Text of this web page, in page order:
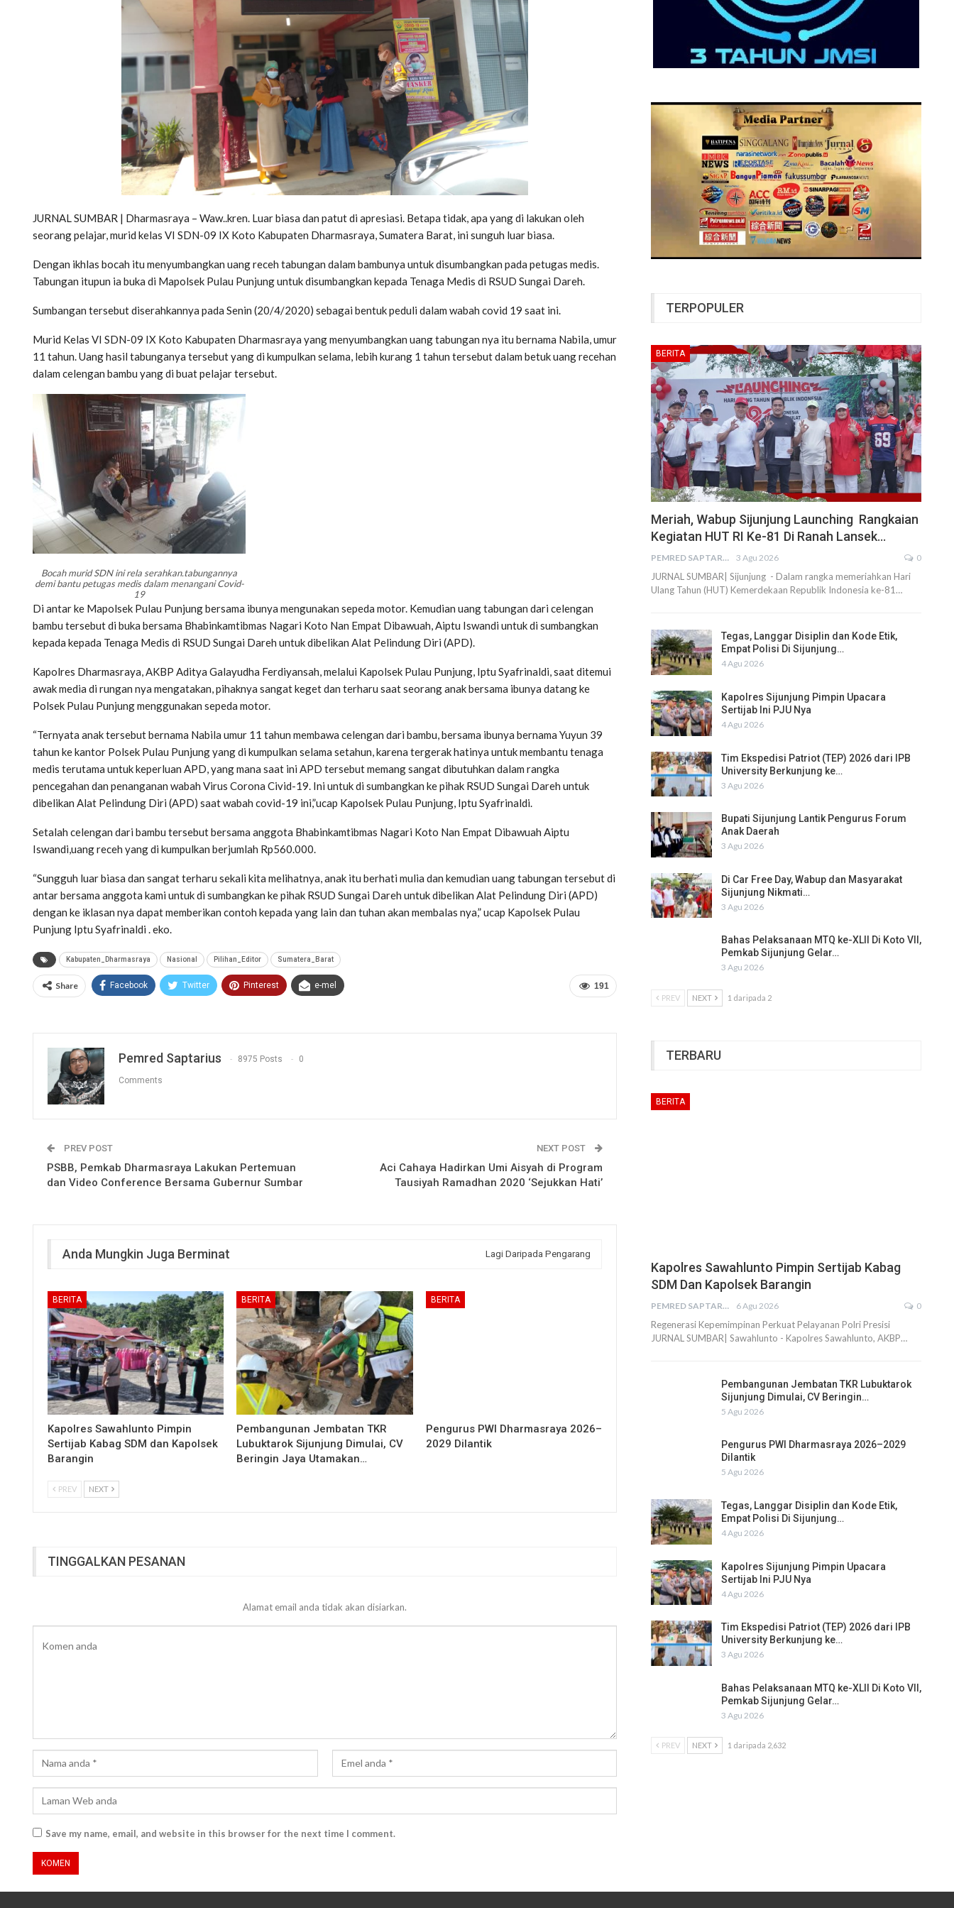
JURNAL SUMBAR | Dharmasraya – Waw..kren. Luar biasa dan patut di apresiasi. Betapa tidak, apa yang di lakukan oleh
seorang pelajar, murid kelas VI SDN-09 IX Koto Kabupaten Dharmasraya, Sumatera Barat, ini sunguh luar biasa.
Dengan ikhlas bocah itu menyumbangkan uang receh tabungan dalam bambunya untuk disumbangkan pada petugas medis.
Tabungan itupun ia buka di Mapolsek Pulau Punjung untuk disumbangkan kepada Tenaga Medis di RSUD Sungai Dareh.
Sumbangan tersebut diserahkannya pada Senin (20/4/2020) sebagai bentuk peduli dalam wabah covid 19 saat ini.
Murid Kelas VI SDN-09 IX Koto Kabupaten Dharmasraya yang menyumbangkan uang tabungan nya itu bernama Nabila, umur
11 tahun. Uang hasil tabunganya tersebut yang di kumpulkan selama, lebih kurang 1 tahun tersebut dalam betuk uang recehan
dalam celengan bambu yang di buat pelajar tersebut.
Bocah murid SDN ini rela serahkan.tabungannya
demi bantu petugas medis dalam menangani Covid-
19
Di antar ke Mapolsek Pulau Punjung bersama ibunya mengunakan sepeda motor. Kemudian uang tabungan dari celengan
bambu tersebut di buka bersama Bhabinkamtibmas Nagari Koto Nan Empat Dibawuah, Aiptu Iswandi untuk di sumbangkan
kepada kepada Tenaga Medis di RSUD Sungai Dareh untuk dibelikan Alat Pelindung Diri (APD).
Kapolres Dharmasraya, AKBP Aditya Galayudha Ferdiyansah, melalui Kapolsek Pulau Punjung, Iptu Syafrinaldi, saat ditemui
awak media di rungan nya mengatakan, pihaknya sangat keget dan terharu saat seorang anak bersama ibunya datang ke
Polsek Pulau Punjung menggunakan sepeda motor.
“Ternyata anak tersebut bernama Nabila umur 11 tahun membawa celengan dari bambu, bersama ibunya bernama Yuyun 39
tahun ke kantor Polsek Pulau Punjung yang di kumpulkan selama setahun, karena tergerak hatinya untuk membantu tenaga
medis terutama untuk keperluan APD, yang mana saat ini APD tersebut memang sangat dibutuhkan dalam rangka
pencegahan dan penanganan wabah Virus Corona Civid-19. Ini untuk di sumbangkan ke pihak RSUD Sungai Dareh untuk
dibelikan Alat Pelindung Diri (APD) saat wabah covid-19 ini,”ucap Kapolsek Pulau Punjung, Iptu Syafrinaldi.
Setalah celengan dari bambu tersebut bersama anggota Bhabinkamtibmas Nagari Koto Nan Empat Dibawuah Aiptu
Iswandi,uang receh yang di kumpulkan berjumlah Rp560.000.
“Sungguh luar biasa dan sangat terharu sekali kita melihatnya, anak itu berhati mulia dan kemudian uang tabungan tersebut di
antar bersama anggota kami untuk di sumbangkan ke pihak RSUD Sungai Dareh untuk dibelikan Alat Pelindung Diri (APD)
dengan ke iklasan nya dapat memberikan contoh kepada yang lain dan tuhan akan membalas nya,” ucap Kapolsek Pulau
Punjung Iptu Syafrinaldi . eko.
Kabupaten_Dharmasraya Nasional Pilihan_Editor Sumatera_Barat
191
Share Facebook Twitter Pinterest e-mel
Pemred Saptarius 8975 Posts 0
Comments
PREV POST
PSBB, Pemkab Dharmasraya Lakukan Pertemuan
dan Video Conference Bersama Gubernur Sumbar
NEXT POST
Aci Cahaya Hadirkan Umi Aisyah di Program
Tausiyah Ramadhan 2020 ‘Sejukkan Hati’
Anda Mungkin Juga Berminat Lagi Daripada Pengarang
BERITA
Kapolres Sawahlunto Pimpin
Sertijab Kabag SDM dan Kapolsek
Barangin
BERITA
Pembangunan Jembatan TKR
Lubuktarok Sijunjung Dimulai, CV
Beringin Jaya Utamakan…
BERITA
Pengurus PWI Dharmasraya 2026–
2029 Dilantik
PREV NEXT
TINGGALKAN PESANAN
Alamat email anda tidak akan disiarkan.
Save my name, email, and website in this browser for the next time I comment.
TERPOPULER
BERITA
Meriah, Wabup Sijunjung Launching Rangkaian
Kegiatan HUT RI Ke-81 Di Ranah Lansek…
PEMRED SAPTARIUS 3 Agu 2026 0
JURNAL SUMBAR| Sijunjung - Dalam rangka memeriahkan Hari
Ulang Tahun (HUT) Kemerdekaan Republik Indonesia ke-81…
Tegas, Langgar Disiplin dan Kode Etik,
Empat Polisi Di Sijunjung…
4 Agu 2026
Kapolres Sijunjung Pimpin Upacara
Sertijab Ini PJU Nya
4 Agu 2026
Tim Ekspedisi Patriot (TEP) 2026 dari IPB
University Berkunjung ke…
3 Agu 2026
Bupati Sijunjung Lantik Pengurus Forum
Anak Daerah
3 Agu 2026
Di Car Free Day, Wabup dan Masyarakat
Sijunjung Nikmati…
3 Agu 2026
Bahas Pelaksanaan MTQ ke-XLII Di Koto VII,
Pemkab Sijunjung Gelar…
3 Agu 2026
PREV NEXT 1 daripada 2
TERBARU
BERITA
Kapolres Sawahlunto Pimpin Sertijab Kabag
SDM Dan Kapolsek Barangin
PEMRED SAPTARIUS 6 Agu 2026 0
Regenerasi Kepemimpinan Perkuat Pelayanan Polri Presisi
JURNAL SUMBAR| Sawahlunto - Kapolres Sawahlunto, AKBP…
Pembangunan Jembatan TKR Lubuktarok
Sijunjung Dimulai, CV Beringin…
5 Agu 2026
Pengurus PWI Dharmasraya 2026–2029
Dilantik
5 Agu 2026
Tegas, Langgar Disiplin dan Kode Etik,
Empat Polisi Di Sijunjung…
4 Agu 2026
Kapolres Sijunjung Pimpin Upacara
Sertijab Ini PJU Nya
4 Agu 2026
Tim Ekspedisi Patriot (TEP) 2026 dari IPB
University Berkunjung ke…
3 Agu 2026
Bahas Pelaksanaan MTQ ke-XLII Di Koto VII,
Pemkab Sijunjung Gelar…
3 Agu 2026
PREV NEXT 1 daripada 2,632